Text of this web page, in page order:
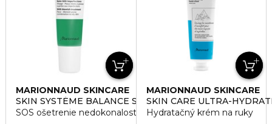
MARIONNAUD SKINCARE
SKIN SYSTÉME BALANCE SOS BLEMISH TREATMENT
SOS ošetrenie nedokonalostí pleti
MARIONNAUD SKINCARE
SKIN CARE ULTRA-
Hydratačný krém na ruky